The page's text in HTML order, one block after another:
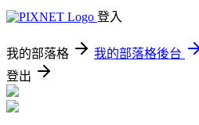
登入
我的部落格 我的部落格後台
登出